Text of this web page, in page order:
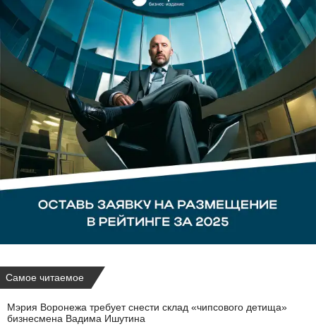
Самое читаемое
Мэрия Воронежа требует снести склад «чипсового детища»
бизнесмена Вадима Ишутина